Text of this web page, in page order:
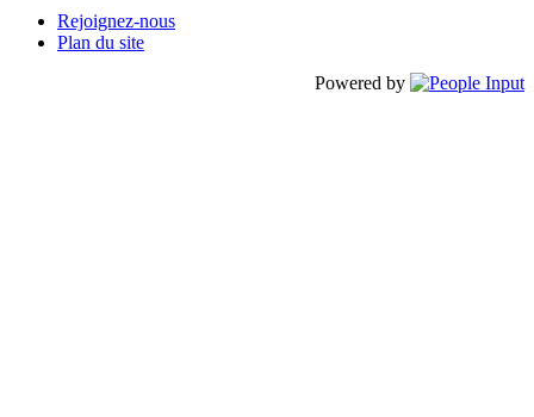
Rejoignez-nous
Plan du site
Powered by